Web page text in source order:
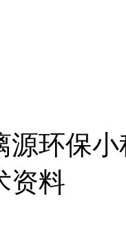
源环保小
资料